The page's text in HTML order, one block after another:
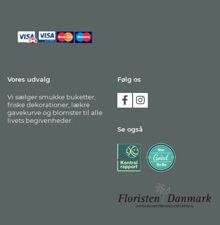
Vores udvalg
Vi sælger smukke buketter,
friske dekorationer, lækre
gavekurve og blomster til alle
livets begivenheder.
Følg os
Se også